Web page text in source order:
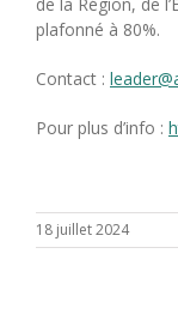
plafonné à 80%.
Contact :
Pour plus d’info :
18 juillet 2024